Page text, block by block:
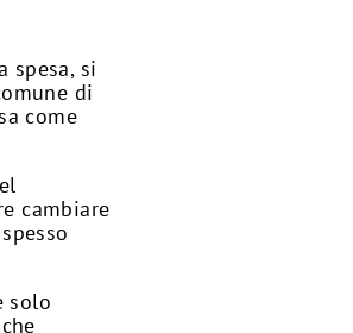
spesa, si
di
come
cambiare
solo